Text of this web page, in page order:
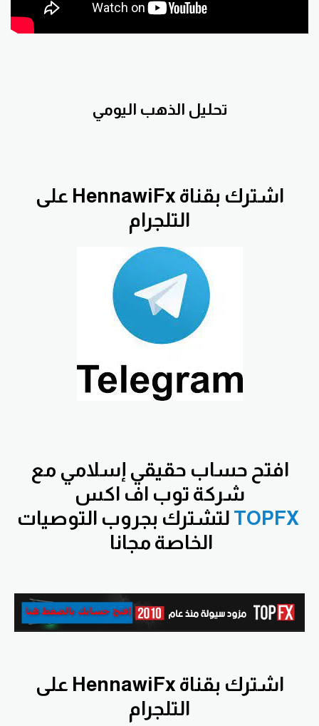
تحليل الذهب اليومي
اشترك بقناة HennawiFx على
التلجرام
افتح حساب حقيقي إسلامي مع
شركة توب اف اكس
TOPFX لتشترك بجروب التوصيات
الخاصة مجانا
اشترك بقناة HennawiFx على
التلجرام